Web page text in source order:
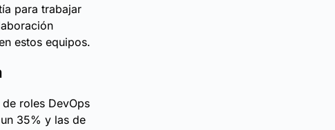
para trabajar
estos equipos.
roles DevOps
35% y las de